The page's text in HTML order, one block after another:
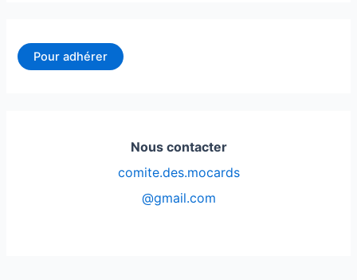
Pour adhérer
Nous contacter
comite.des.mocards
@gmail.com